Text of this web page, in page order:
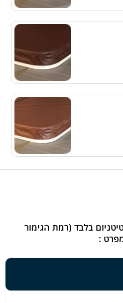
בלבד (רמת הגימור
: